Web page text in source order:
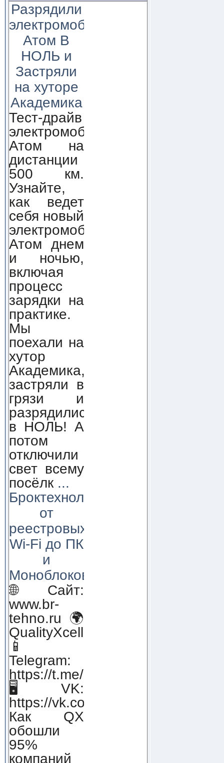
Разрядили
электромобиль
Атом В
НОЛЬ и
Застряли
на хуторе
Академика
Тест-драйв
электромобиля
Атом на
дистанции
500 км.
Узнайте,
как ведет
себя новый
электромобиль
Атом днем
и ночью,
включая
процесс
зарядки на
практике.
Мы
поехали на
хутор
Академика,
застряли в
грязи и
разрядились
в НОЛЬ! А
потом
отключили
свет всему
посёлк ...
Броктехнолоджи:
от
реестровых
Wi-Fi до ПК
и
Моноблоков!
🌐 Сайт:
www.br-
tehno.ru 🌍
QualityXcellence.ru
📱
Telegram:
https://t.me/qx_lab_IT
🖥 VK:
https://vk.com/qualityxcellenc
Как QX
обошли
95%
компаний